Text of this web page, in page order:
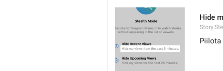
Hide
Piilota